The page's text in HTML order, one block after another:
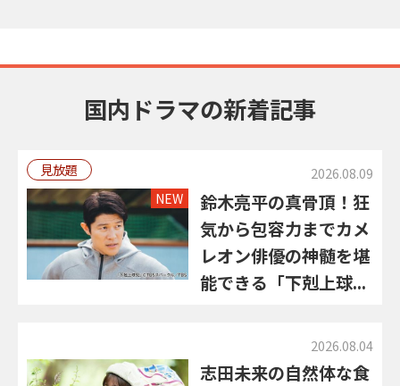
国内ドラマの新着記事
見放題 2026.08.09
NEW
鈴木亮平の真骨頂！狂
気から包容力までカメ
レオン俳優の神髄を堪
能できる「下剋上球...
2026.08.04
志田未来の自然体な食